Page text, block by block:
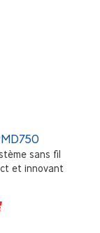
sans fil
et innovant